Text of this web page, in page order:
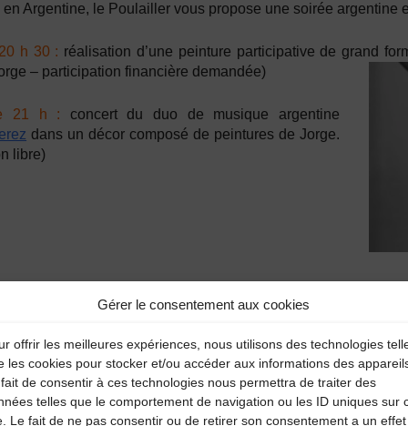
Gérer le consentement aux cookies
offrir les meilleures expériences, nous utilisons des technologies
les cookies pour stocker et/ou accéder aux informations des
de consentir à ces technologies nous permettra de traiter des
telles que le comportement de navigation ou les ID uniques sur
Le fait de ne pas consentir ou de retirer son consentement a un effet
Argentine, le Poulailler vous propose une soirée argentine
h 30 : réalisation d’une peinture participative de grand
– participation financière demandée)
21 h : concertdu duo de musique argentine
dans un décor composé de peintures de Jorge.
libre)